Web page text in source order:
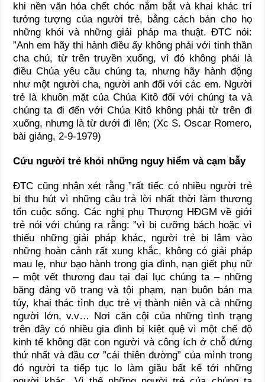
khi nền văn hóa chết chóc nắm bắt và khai khác trí
tưởng tượng của người trẻ, bằng cách bán cho họ
những khói và những giải pháp ma thuật. ĐTC nói:
”Anh em hãy thi hành điều ấy không phải với tinh thần
cha chú, từ trên truyền xuống, vì đó không phải là
điều Chúa yêu cầu chúng ta, nhưng hãy hành động
như một người cha, người anh đối với các em. Người
trẻ là khuôn mặt của Chúa Kitô đối với chúng ta và
chúng ta đi đến với Chúa Kitô không phải từ trên đi
xuống, nhưng là từ dưới đi lên; (Xc S. Oscar Romero,
bài giảng, 2-9-1979)
Cứu người trẻ khỏi những nguy hiểm và cạm bẫy
ĐTC cũng nhận xét rằng ”rất tiếc có nhiều người trẻ
bị thu hút vì những câu trả lời nhất thời làm thương
tổn cuộc sống. Các nghị phụ Thượng HĐGM về giới
trẻ nói với chúng ra rằng: ”vì bị cưỡng bách hoặc vì
thiếu những giải pháp khác, người trẻ bị lâm vào
những hoàn cảnh rất xung khắc, không có giải pháp
mau lẹ, như bạo hành trong gia đình, nạn giết phụ nữ
– một vết thương đau tại đại lục chúng ta – những
băng đảng võ trang và tội phạm, nạn buôn bán ma
túy, khai thác tình dục trẻ vị thành niên và cả những
người lớn, v.v… Nơi căn cội của những tình trạng
trên đây có nhiều gia đình bị kiệt quệ vì một chế độ
kinh tế không đặt con người và công ích ở chỗ đứng
thứ nhất và đầu cơ ”cái thiên đường” của mình trong
đó người ta tiếp tục lo làm giầu bất kể tới những